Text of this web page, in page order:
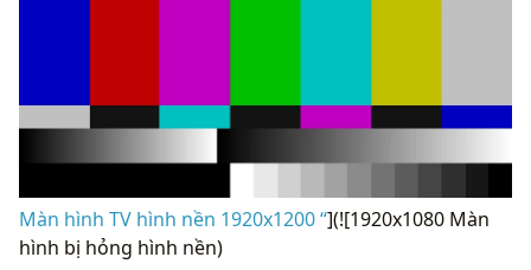
Màn hình TV hình nền 1920x1200 “](![1920x1080 Màn
hình bị hỏng hình nền)